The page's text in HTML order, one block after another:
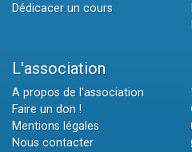
Dédicacer un cours
L'association
A propos de l'association
Faire un don !
Mentions légales
Nous contacter